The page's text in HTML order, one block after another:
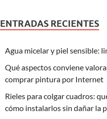
ENTRADAS RECIENTES
Agua micelar y piel sensible:
Qué aspectos conviene
comprar pintura por Internet
Rieles para colgar cuadros:
cómo instalarlos sin dañar la